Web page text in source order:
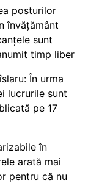
posturilor
învățământ
sunt
timp liber
În urma
lucrurile sunt
pe 17
în
arată mai
pentru că nu